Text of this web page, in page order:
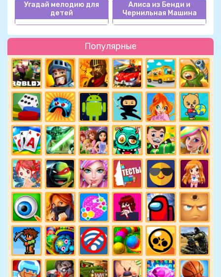
Популярные
Угадай мелодию для
детей
Алиса из Бенди и
Чернильная Машина